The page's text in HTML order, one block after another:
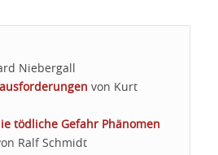
Niebergall
von Kurt
tödliche Gefahr Phänomen
Ralf Schmidt